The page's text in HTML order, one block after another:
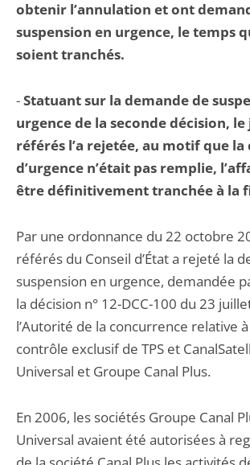
obtenir l’annulation et ont
suspension en urgence, le temps
soient tranchés.
-Statuant sur la demande de
urgence de la seconde décision, le
référés l’a rejetée, au motif que
d’urgence n’était pas remplie,
être définitivement tranchée à la
Par une ordonnance du 22 octobre
référés du Conseil d’État a rejeté la
suspension en urgence, demandée
la décision n° 12-DCC-100 du 23
l’Autorité de la concurrence relative
contrôle exclusif de TPS et
Universal et Groupe Canal Plus.
En 2006, les sociétés Groupe Canal
Universal avaient été autorisées à